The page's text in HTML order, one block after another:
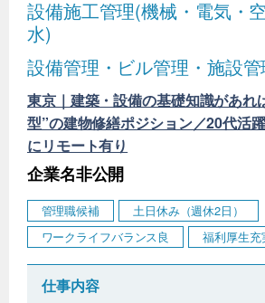
設備施工管理(機械・電気・
水)
設備管理・ビル管理・施設管
東京｜建築・設備の基礎知識があれ
型”の建物修繕ポジション／20代活
にリモート有り
企業名非公開
管理職候補
土日休み（週休2日）
ワークライフバランス良
福利厚生充
仕事内容